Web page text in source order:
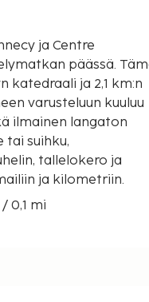
ja Centre
päässä. Tämä
katedraali ja 2,1 km:n
varusteluun kuuluu
ilmainen langaton
suihku,
tallelokero ja
ja kilometriin.
0,1 mi